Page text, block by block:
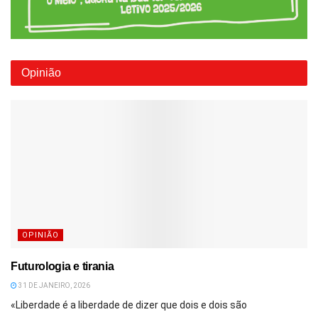
Opinião
OPINIÃO
Futurologia e tirania
31 DE JANEIRO, 2026
«Liberdade é a liberdade de dizer que dois e dois são